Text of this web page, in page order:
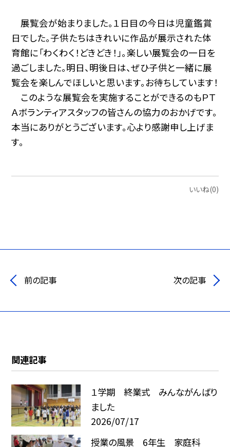
展覧会が始まりました。１日目の今日は児童鑑賞
日でした。子供たちはきれいに作品が展示された体
育館に「わくわく！どきどき！」。楽しい展覧会の一日を
過ごしました。明日、明後日は、ぜひ子供と一緒に展
覧会を楽しんでほしいと思います。お待ちしています！
このような展覧会を実施することができるのもＰＴ
Ａボランティアスタッフの皆さんの協力のおかげです。
本当にありがとうございます。心より感謝申し上げま
す。
いいね(0)
前の記事 次の記事
関連記事
１学期 終業式 みんながんばり
ました
2026/07/17
授業の風景 6年生 家庭科